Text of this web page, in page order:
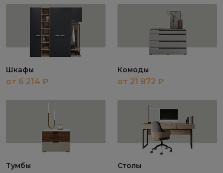
Шкафы
от 6 214 ₽
Комоды
от 21 872 ₽
Тумбы Столы